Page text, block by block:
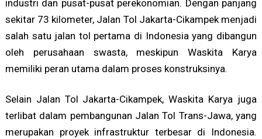
industri dan pusat-pusat perekonomian. Dengan panjang
sekitar 73 kilometer, Jalan Tol Jakarta-Cikampek menjadi
salah satu jalan tol pertama di Indonesia yang dibangun
oleh perusahaan swasta, meskipun Waskita Karya
memiliki peran utama dalam proses konstruksinya.
Selain Jalan Tol Jakarta-Cikampek, Waskita Karya juga
terlibat dalam pembangunan Jalan Tol Trans-Jawa, yang
merupakan proyek infrastruktur terbesar di Indonesia.